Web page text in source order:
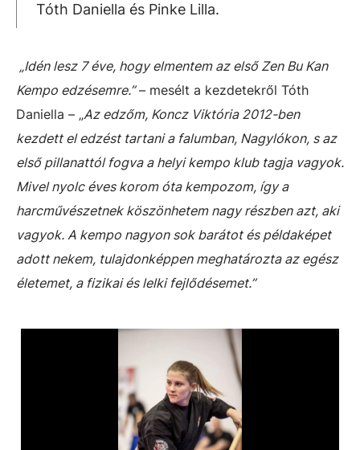
Tóth Daniella és Pinke Lilla.
„Idén lesz 7 éve, hogy elmentem az első Zen Bu Kan
Kempo edzésemre.”– mesélt a kezdetekről Tóth
Daniella – „Az edzőm, Koncz Viktória 2012-ben
kezdett el edzést tartani a falumban, Nagylókon, s az
első pillanattól fogva a helyi kempo klub tagja vagyok.
Mivel nyolc éves korom óta kempozom, így a
harcművészetnek köszönhetem nagy részben azt, aki
vagyok. A kempo nagyon sok barátot és példaképet
adott nekem, tulajdonképpen meghatározta az egész
életemet, a fizikai és lelki fejlődésemet.”